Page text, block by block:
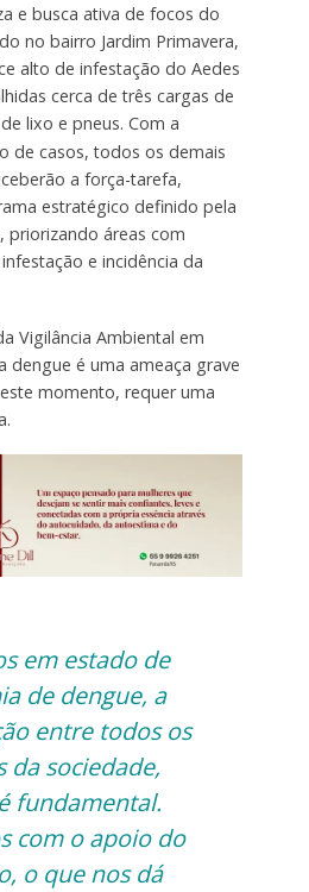
e busca ativa de focos do
no bairro Jardim Primavera,
alto de infestação do Aedes
cerca de três cargas de
lixo e pneus. Com a
de casos, todos os demais
a força-tarefa,
estratégico definido pela
priorizando áreas com
e incidência da
Vigilância Ambiental em
dengue é uma ameaça grave
momento, requer uma
em estado de
de dengue, a
entre todos os
da sociedade,
fundamental.
com o apoio do
o que nos dá